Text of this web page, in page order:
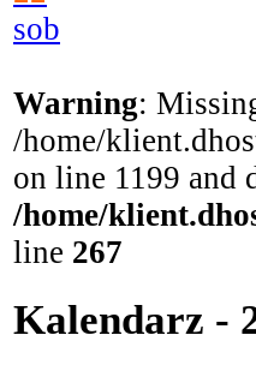
sob
Warning:
/home/
on line 1199 and
/home/
line 267
Kalendarz -